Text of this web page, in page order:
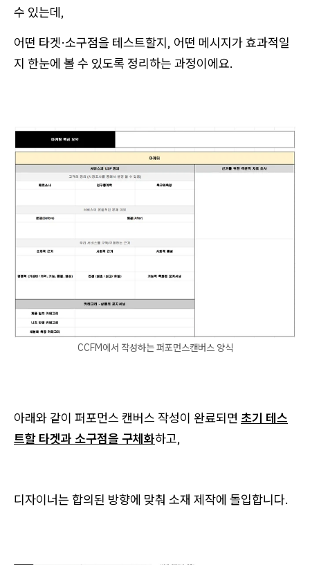
수 있는데,
어떤 타겟·소구점을 테스트할지, 어떤 메시지가 효과적일
지 한눈에 볼 수 있도록 정리하는 과정이에요.
CCFM에서 작성하는 퍼포먼스캔버스 양식
아래와 같이 퍼포먼스 캔버스 작성이 완료되면 초기 테스
트할 타겟과 소구점을 구체화하고,
디자이너는 합의된 방향에 맞춰 소재 제작에 돌입합니다.